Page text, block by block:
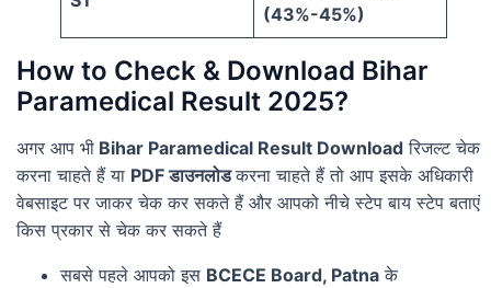
(43%-45%)
How to Check & Download Bihar
Paramedical Result 2025?
अगर आप भी Bihar Paramedical Result Download रिजल्ट चेक
करना चाहते हैं या PDF डाउनलोडकरना चाहते हैं तो आप इसके अधिकारी
वेबसाइट पर जाकर चेक कर सकते हैं और आपको नीचे स्टेप बाय स्टेप बताएं
किस प्रकार से चेक कर सकते हैं
सबसे पहले आपको इस BCECE Board, Patna के